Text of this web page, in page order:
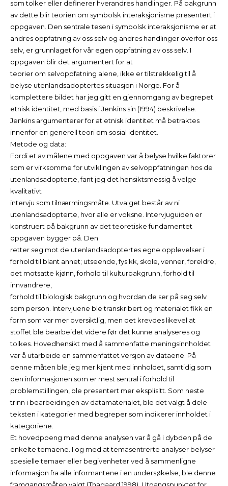
som tolker eller definerer hverandres handlinger. På bakgrunn
av dette blir teorien om symbolsk interaksjonisme presentert i
oppgaven. Den sentrale tesen i symbolsk interaksjonisme er at
andres oppfatning av oss selv og andres handlinger overfor oss
selv, er grunnlaget for vår egen oppfatning av oss selv. I
oppgaven blir det argumentert for at
teorier om selvoppfatning alene, ikke er tilstrekkelig til å
belyse utenlandsadoptertes situasjon i Norge. For å
komplettere bildet har jeg gitt en gjennomgang av begrepet
etnisk identitet, med basis i Jenkins sin (1994) beskrivelse.
Jenkins argumenterer for at etnisk identitet må betraktes
innenfor en generell teori om sosial identitet.
Metode og data:
Fordi et av målene med oppgaven var å belyse hvilke faktorer
som er virksomme for utviklingen av selvoppfatningen hos de
utenlandsadopterte, fant jeg det hensiktsmessig å velge
kvalitativt
intervju som tilnærmingsmåte. Utvalget består av ni
utenlandsadopterte, hvor alle er voksne. Intervjuguiden er
konstruert på bakgrunn av det teoretiske fundamentet
oppgaven bygger på. Den
retter seg mot de utenlandsadoptertes egne opplevelser i
forhold til blant annet; utseende, fysikk, skole, venner, foreldre,
det motsatte kjønn, forhold til kulturbakgrunn, forhold til
innvandrere,
forhold til biologisk bakgrunn og hvordan de ser på seg selv
som person. Intervjuene ble transkribert og materialet fikk en
form som var mer oversiktlig, men det krevdes likevel at
stoffet ble bearbeidet videre før det kunne analyseres og
tolkes. Hovedhensikt med å sammenfatte meningsinnholdet
var å utarbeide en sammenfattet versjon av dataene. På
denne måten ble jeg mer kjent med innholdet, samtidig som
den informasjonen som er mest sentral i forhold til
problemstillingen, ble presentert mer eksplisitt. Som neste
trinn i bearbeidingen av datamaterialet, ble det valgt å dele
teksten i kategorier med begreper som indikerer innholdet i
kategoriene.
Et hovedpoeng med denne analysen var å gå i dybden på de
enkelte temaene. I og med at temasentrerte analyser belyser
spesielle temaer eller begivenheter ved å sammenligne
informasjon fra alle informantene i en undersøkelse, ble denne